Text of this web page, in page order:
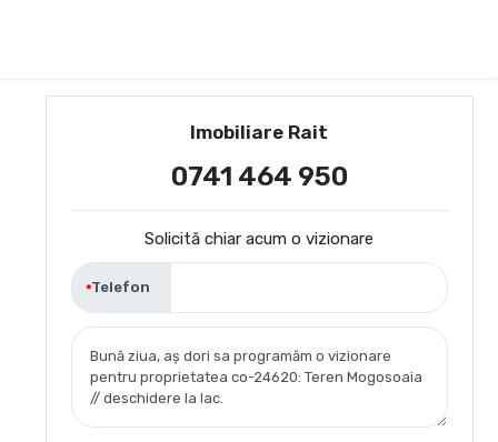
Imobiliare Rait
0741 464 950
Solicită chiar acum o vizionare
Telefon